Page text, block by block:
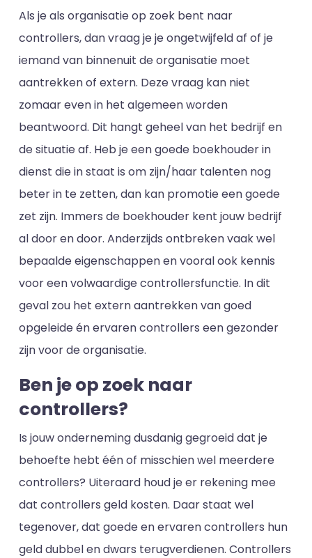
Als je als organisatie op zoek bent naar
controllers, dan vraag je je ongetwijfeld af of je
iemand van binnenuit de organisatie moet
aantrekken of extern. Deze vraag kan niet
zomaar even in het algemeen worden
beantwoord. Dit hangt geheel van het bedrijf en
de situatie af. Heb je een goede boekhouder in
dienst die in staat is om zijn/haar talenten nog
beter in te zetten, dan kan promotie een goede
zet zijn. Immers de boekhouder kent jouw bedrijf
al door en door. Anderzijds ontbreken vaak wel
bepaalde eigenschappen en vooral ook kennis
voor een volwaardige controllersfunctie. In dit
geval zou het extern aantrekken van goed
opgeleide én ervaren controllers een gezonder
zijn voor de organisatie.
Ben je op zoek naar
controllers?
Is jouw onderneming dusdanig gegroeid dat je
behoefte hebt één of misschien wel meerdere
controllers? Uiteraard houd je er rekening mee
dat controllers geld kosten. Daar staat wel
tegenover, dat goede en ervaren controllers hun
geld dubbel en dwars terugverdienen. Controllers